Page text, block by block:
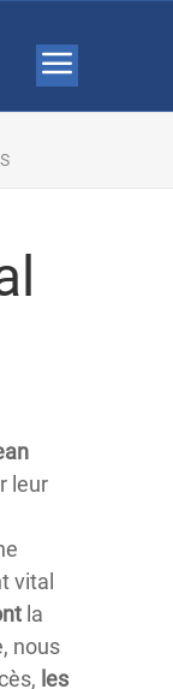
leur
vital
la
nous
les